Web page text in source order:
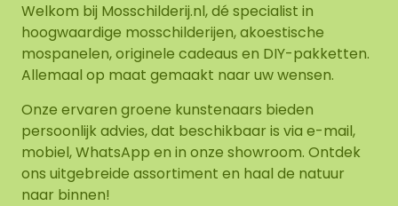
Welkom bij Mosschilderij.nl, dé specialist in
hoogwaardige mosschilderijen, akoestische
mospanelen, originele cadeaus en DIY-pakketten.
Allemaal op maat gemaakt naar uw wensen.
Onze ervaren groene kunstenaars bieden
persoonlijk advies, dat beschikbaar is via e-mail,
mobiel, WhatsApp en in onze showroom. Ontdek
ons uitgebreide assortiment en haal de natuur
naar binnen!